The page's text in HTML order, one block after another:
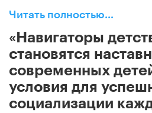
Читать полностью…
«Навигаторы
становятся
современных
условия для
социализации